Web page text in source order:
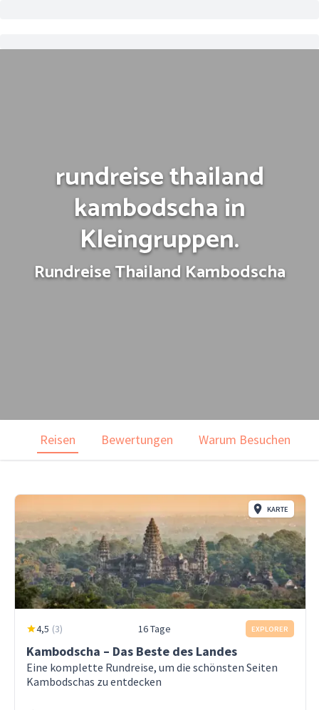
rundreise thailand
kambodscha in
Kleingruppen.
Rundreise Thailand Kambodscha
Reisen Bewertungen Warum Besuchen
KARTE
4,5 (3) 16 Tage EXPLORER
Kambodscha – Das Beste des Landes
Eine komplette Rundreise, um die schönsten Seiten
Kambodschas zu entdecken